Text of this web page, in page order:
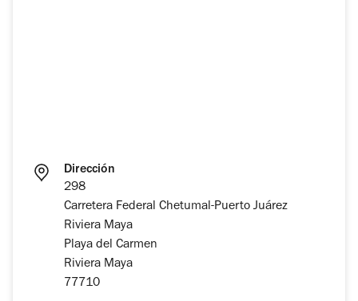
Dirección
298
Carretera Federal Chetumal-Puerto Juárez
Riviera Maya
Playa del Carmen
Riviera Maya
77710